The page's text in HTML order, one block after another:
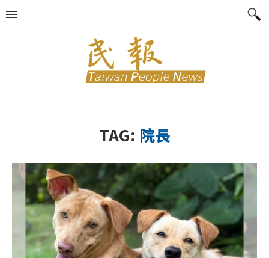
TAG: 院長